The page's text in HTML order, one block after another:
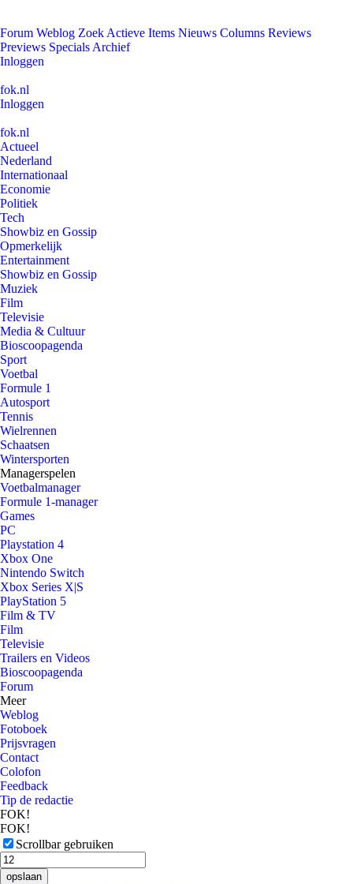
Forum Weblog Zoek Actieve Items Nieuws Columns Reviews
Previews Specials Archief
Inloggen
fok.nl
Inloggen
fok.nl
Actueel
Nederland
Internationaal
Economie
Politiek
Tech
Showbiz en Gossip
Opmerkelijk
Entertainment
Showbiz en Gossip
Muziek
Film
Televisie
Media & Cultuur
Bioscoopagenda
Sport
Voetbal
Formule 1
Autosport
Tennis
Wielrennen
Schaatsen
Wintersporten
Managerspelen
Voetbalmanager
Formule 1-manager
Games
PC
Playstation 4
Xbox One
Nintendo Switch
Xbox Series X|S
PlayStation 5
Film & TV
Film
Televisie
Trailers en Videos
Bioscoopagenda
Forum
Meer
Weblog
Fotoboek
Prijsvragen
Contact
Colofon
Feedback
Tip de redactie
FOK!
FOK!
Scrollbar gebruiken
opslaan